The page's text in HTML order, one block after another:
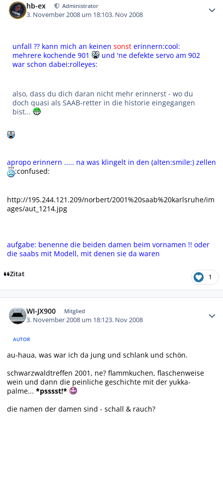
hb-ex Administrator
3. November 2008 um 18:103. Nov 2008
unfall ?? kann mich an keinen sonst erinnern:cool:
mehrere kochende 901
und 'ne defekte servo am 902
war schon dabei:rolleyes:
also, dass du dich daran nicht mehr erinnerst - wo du
doch quasi als SAAB-retter in die historie eingegangen
bist...
apropo erinnern ..... na was klingelt in den (alten:smile:) zellen
:confused:
http://195.244.121.209/norbert/2001%20saab%20karlsruhe/im
ages/aut_1214.jpg
aufgabe: benenne die beiden damen beim vornamen !! oder
die saabs mit Modell, mit denen sie da waren
Zitat 1
WI-JX900 Mitglied
3. November 2008 um 18:123. Nov 2008
AUTOR
au-haua, was war ich da jung und schlank und schön.
schwarzwaldtreffen 2001, ne? flammkuchen, flaschenweise
wein und dann die peinliche geschichte mit der yukka-
palme... *psssst!*
die namen der damen sind - schall & rauch?